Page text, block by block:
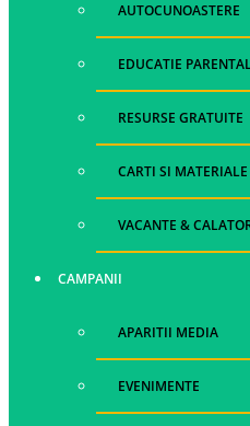
AUTOCUNOASTERE
EDUCATIE
RESURSE GRATUITE
CARTI SI
VACANTE &
CAMPANII
APARITII MEDIA
EVENIMENTE